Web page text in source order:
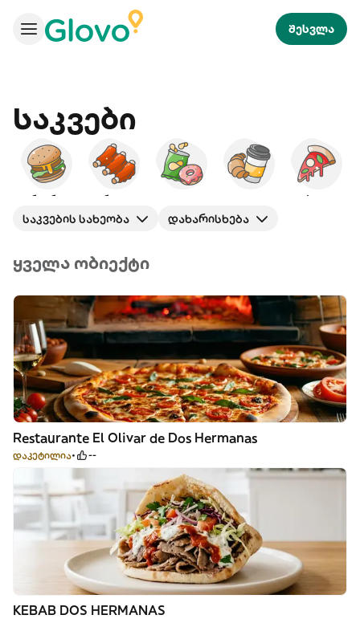
შესვლა
Საკვები
ბურგერები ამერიკული პიცა
საკვების სახეობა დახარისხება
ყველა ობიექტი
Restaurante El Olivar de Dos Hermanas
დაკეტილია --
KEBAB DOS HERMANAS